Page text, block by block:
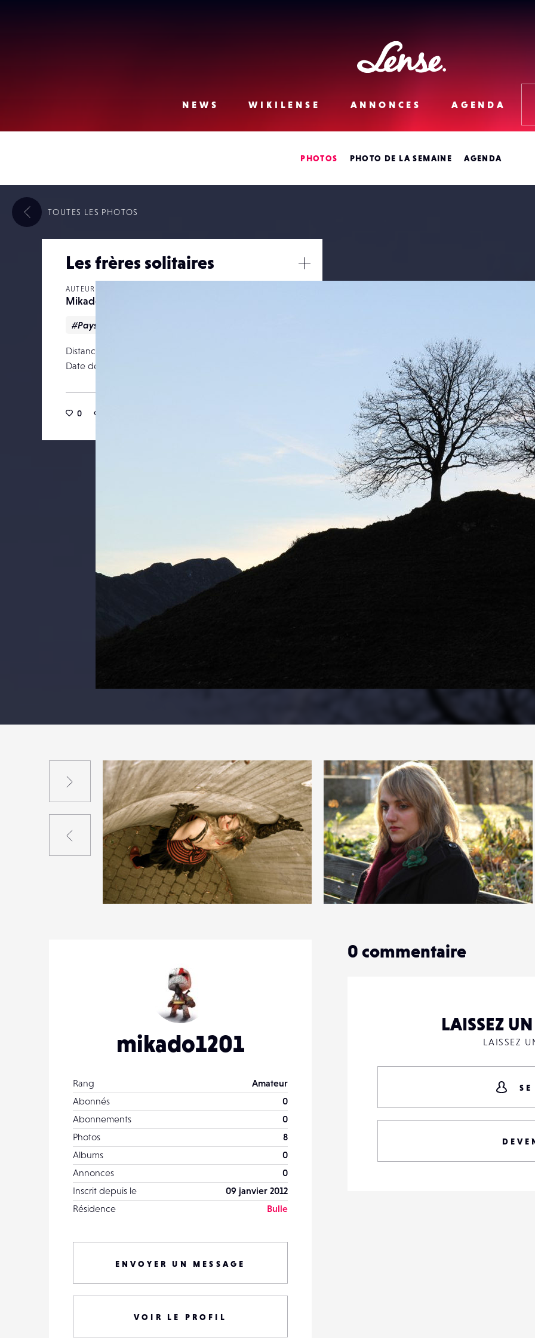
Lense
NEWS
WIKILENSE ANNONCES AGENDA
PHOTOS PHOTO DE LA SEMAINE AGENDA
Les frères solitaires
AUTEUR
Mikado1201
#Paysage
Distance focale
Date de publication
0
/
TOUTES LES PHOTOS
0
6
0
14
Suivant
Précédent
mikado1201
Rang
Amateur
Abonnés
0
Abonnements
0
Photos
8
Albums
0
Annonces
0
Inscrit depuis le
09 janvier 2012
Résidence
Bulle
ENVOYER UN MESSAGE
VOIR LE PROFIL
0 commentaire
LAISSEZ
LAISSEZ